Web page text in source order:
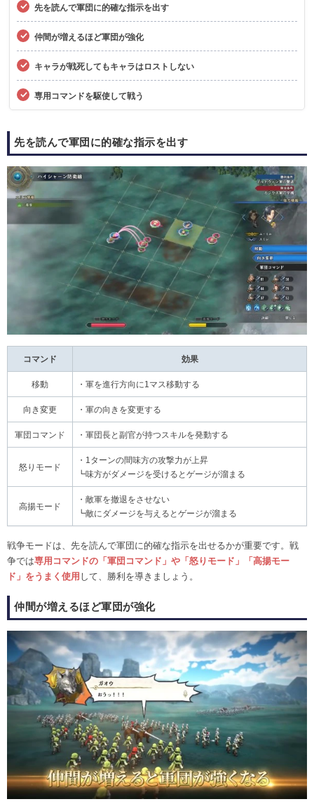
先を読んで軍団に的確な指示を出す
仲間が増えるほど軍団が強化
キャラが戦死してもキャラはロストしない
専用コマンドを駆使して戦う
先を読んで軍団に的確な指示を出す
コマンド 効果
移動 ・軍を進行方向に1マス移動する
向き変更 ・軍の向きを変更する
軍団コマンド ・軍団長と副官が持つスキルを発動する
怒りモード
・1ターンの間味方の攻撃力が上昇
┗味方がダメージを受けるとゲージが溜まる
高揚モード
・敵軍を撤退をさせない
┗敵にダメージを与えるとゲージが溜まる
戦争モードは、先を読んで軍団に的確な指示を出せるかが重要です。戦
争では専用コマンドの「軍団コマンド」や「怒りモード」「高揚モー
ド」をうまく使用 して、勝利を導きましょう。
仲間が増えるほど軍団が強化